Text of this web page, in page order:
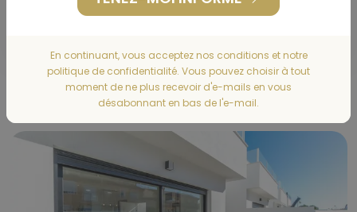
En continuant, vous acceptez nos conditions et notre
politique de confidentialité. Vous pouvez choisir à tout
moment de ne plus recevoir d'e-mails en vous
désabonnant en bas de l'e-mail.
Gallery